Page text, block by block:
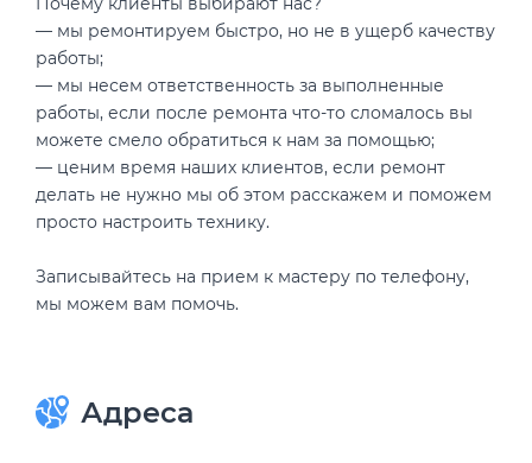
— мы ремонтируем быстро, но не в ущерб качеству
работы;
— мы несем ответственность за выполненные
работы, если после ремонта что-то сломалось вы
можете смело обратиться к нам за помощью;
— ценим время наших клиентов, если ремонт
делать не нужно мы об этом расскажем и поможем
просто настроить технику.
Записывайтесь на прием к мастеру по телефону,
мы можем вам помочь.
Адреса